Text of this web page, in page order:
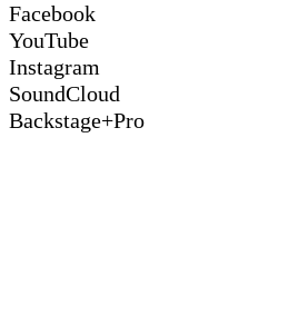
Facebook
YouTube
Instagram
SoundCloud
Backstage+Pro